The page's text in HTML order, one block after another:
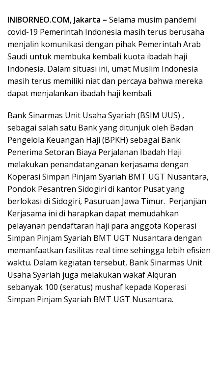
INIBORNEO.COM, Jakarta – Selama musim pandemi
covid-19 Pemerintah Indonesia masih terus berusaha
menjalin komunikasi dengan pihak Pemerintah Arab
Saudi untuk membuka kembali kuota ibadah haji
Indonesia. Dalam situasi ini, umat Muslim Indonesia
masih terus memiliki niat dan percaya bahwa mereka
dapat menjalankan ibadah haji kembali.
Bank Sinarmas Unit Usaha Syariah (BSIM UUS) ,
sebagai salah satu Bank yang ditunjuk oleh Badan
Pengelola Keuangan Haji (BPKH) sebagai Bank
Penerima Setoran Biaya Perjalanan Ibadah Haji
melakukan penandatanganan kerjasama dengan
Koperasi Simpan Pinjam Syariah BMT UGT Nusantara,
Pondok Pesantren Sidogiri di kantor Pusat yang
berlokasi di Sidogiri, Pasuruan Jawa Timur. Perjanjian
Kerjasama ini di harapkan dapat memudahkan
pelayanan pendaftaran haji para anggota Koperasi
Simpan Pinjam Syariah BMT UGT Nusantara dengan
memanfaatkan fasilitas real time sehingga lebih efisien
waktu. Dalam kegiatan tersebut, Bank Sinarmas Unit
Usaha Syariah juga melakukan wakaf Alquran
sebanyak 100 (seratus) mushaf kepada Koperasi
Simpan Pinjam Syariah BMT UGT Nusantara.